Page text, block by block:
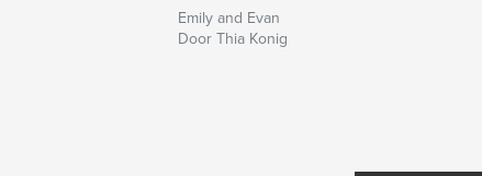
Emily and Evan
Door Thia Konig